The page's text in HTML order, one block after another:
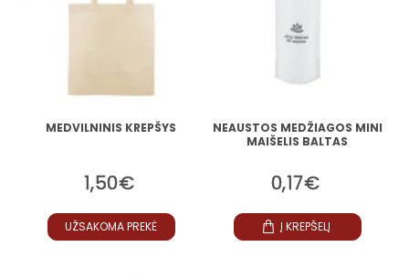
MEDVILNINIS KREPŠYS
1,50€
UŽSAKOMA PREKĖ
NEAUSTOS MEDŽIAGOS MINI
MAIŠELIS BALTAS
0,17€
Į KREPŠELĮ